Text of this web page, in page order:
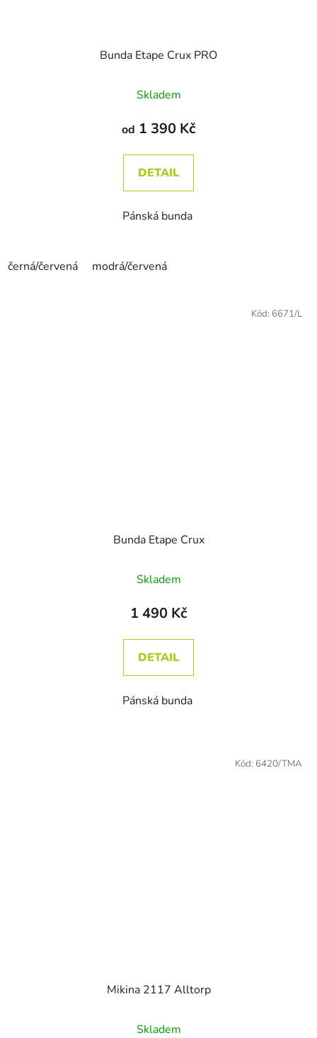
Bunda Etape Crux PRO
Skladem
od 1 390 Kč
DETAIL
Pánská bunda
černá/červená modrá/červená
Bunda Etape Crux
Skladem
1 490 Kč
DETAIL
Pánská bunda
Kód: 6671/L
Mikina 2117 Alltorp
Skladem
Kód: 6420/TMA